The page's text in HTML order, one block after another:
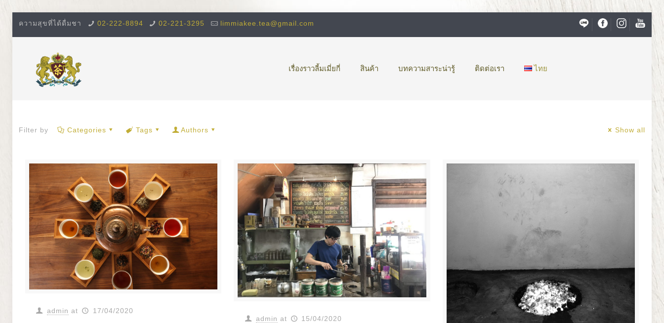
ความสุขที่ได้ดื่มชา 02-222-8894 02-221-3295 limmiakee.tea@gmail.com
เรื่องราวลี้มเมี่ยกี่ สินค้า บทความสาระน่ารู้ ติดต่อเรา ไทย
Filter by Categories Tags Authors Show all
admin at 17/04/2020
admin at 15/04/2020